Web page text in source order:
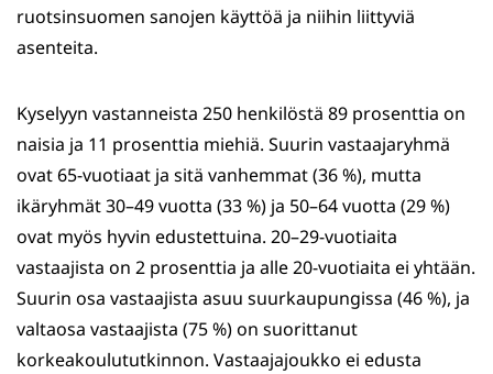
ruotsinsuomen sanojen käyttöä ja niihin liittyviä
asenteita.
Kyselyyn vastanneista 250 henkilöstä 89 prosenttia on
naisia ja 11 prosenttia miehiä. Suurin vastaajaryhmä
ovat 65-vuotiaat ja sitä vanhemmat (36 %), mutta
ikäryhmät 30–49 vuotta (33 %) ja 50–64 vuotta (29 %)
ovat myös hyvin edustettuina. 20–29-vuotiaita
vastaajista on 2 prosenttia ja alle 20-vuotiaita ei yhtään.
Suurin osa vastaajista asuu suurkaupungissa (46 %), ja
valtaosa vastaajista (75 %) on suorittanut
korkeakoulututkinnon. Vastaajajoukko ei edusta